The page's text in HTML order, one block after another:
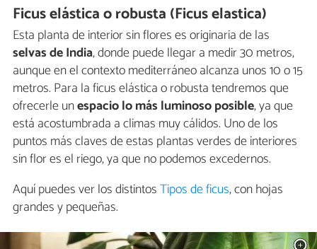
Ficus elástica o robusta (Ficus elastica)
Esta planta de interior sin flores es originaria de las
selvas de India, donde puede llegar a medir 30 metros,
aunque en el contexto mediterráneo alcanza unos 10 o 15
metros. Para la ficus elástica o robusta tendremos que
ofrecerle unespacio lo más luminoso posible, ya que
está acostumbrada a climas muy cálidos. Uno de los
puntos más claves de estas plantas verdes de interiores
sin flor es el riego, ya que no podemos excedernos.
Aquí puedes ver los distintosTipos de ficus, con hojas
grandes y pequeñas.